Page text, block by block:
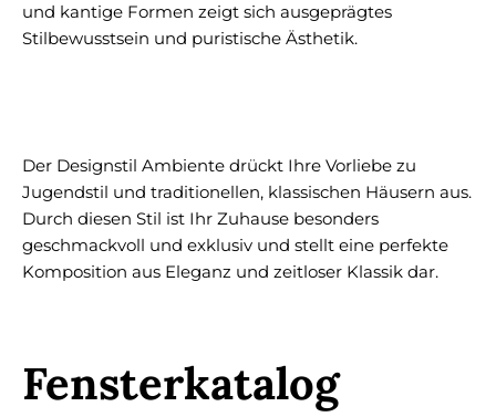
und kantige Formen zeigt sich ausgeprägtes
Stilbewusstsein und puristische Ästhetik.
Der Designstil Ambiente drückt Ihre Vorliebe zu
Jugendstil und traditionellen, klassischen Häusern aus.
Durch diesen Stil ist Ihr Zuhause besonders
geschmackvoll und exklusiv und stellt eine perfekte
Komposition aus Eleganz und zeitloser Klassik dar.
Fensterkatalog